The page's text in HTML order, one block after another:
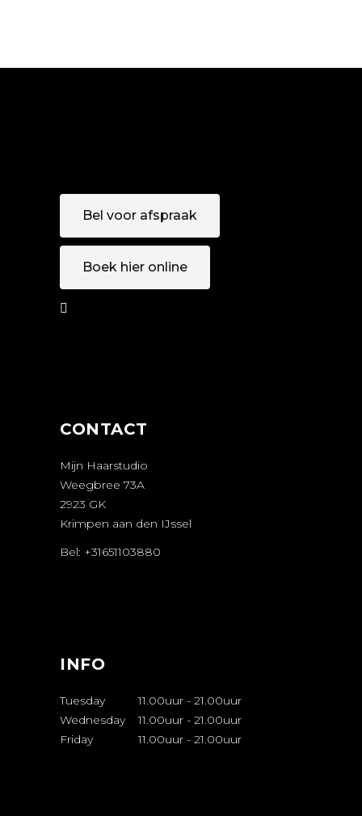
Bel voor afspraak
Boek hier online
CONTACT
Mijn Haarstudio
Weegbree 73A
2923 GK
Krimpen aan den IJssel
Bel: +31651103880
INFO
Tuesday 11.00uur - 21.00uur
Wednesday
11.00uur - 21.00uur
Friday
11.00uur - 21.00uur